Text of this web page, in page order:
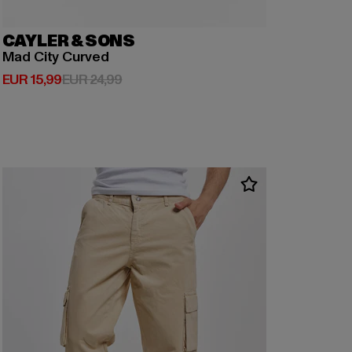
CAYLER & SONS
Mad City Curved
EUR 15,99
Derzeitiger Preis: EUR 15,99
EUR 24,99Aktionspreis: EUR 24,99